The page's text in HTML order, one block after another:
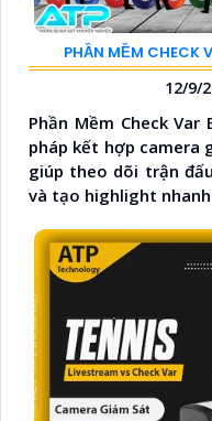
PHẦN MỀM CHECK
12/9/
Phần Mềm Check
pháp kết hợp camera
giúp theo dõi trận
và tạo highlight